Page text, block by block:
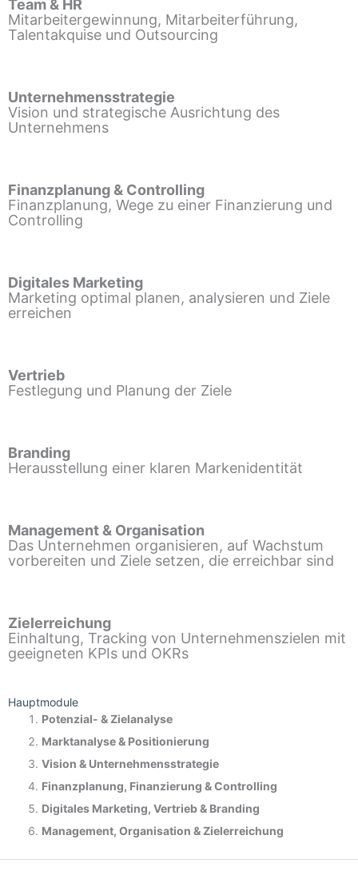
Team & HR
Mitarbeitergewinnung, Mitarbeiterführung,
Talentakquise und Outsourcing
Unternehmensstrategie
Vision und strategische Ausrichtung des
Unternehmens
Finanzplanung & Controlling
Finanzplanung, Wege zu einer Finanzierung und
Controlling
Digitales Marketing
Marketing optimal planen, analysieren und Ziele
erreichen
Vertrieb
Festlegung und Planung der Ziele
Branding
Herausstellung einer klaren Markenidentität
Management & Organisation
Das Unternehmen organisieren, auf Wachstum
vorbereiten und Ziele setzen, die erreichbar sind
Zielerreichung
Einhaltung, Tracking von Unternehmenszielen mit
geeigneten KPIs und OKRs
Hauptmodule
Potenzial- &Zielanalyse
Marktanalyse & Positionierung
Vision & Unternehmensstrategie
Finanzplanung, Finanzierung & Controlling
Digitales Marketing, Vertrieb & Branding
Management, Organisation & Zielerreichung